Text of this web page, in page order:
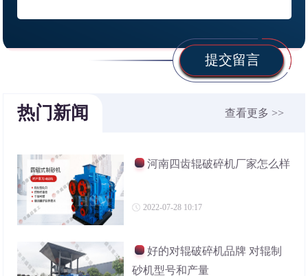
提交留言
热门新闻 查看更多 >>
河南四齿辊破碎机厂家怎么样
2022-07-28 10:17
好的对辊破碎机品牌 对辊制
砂机型号和产量